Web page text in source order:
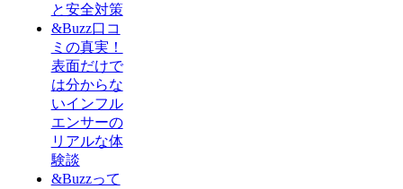
と安全対策
&Buzz口コ
ミの真実！
表面だけで
は分からな
いインフル
エンサーの
リアルな体
験談
&Buzzって